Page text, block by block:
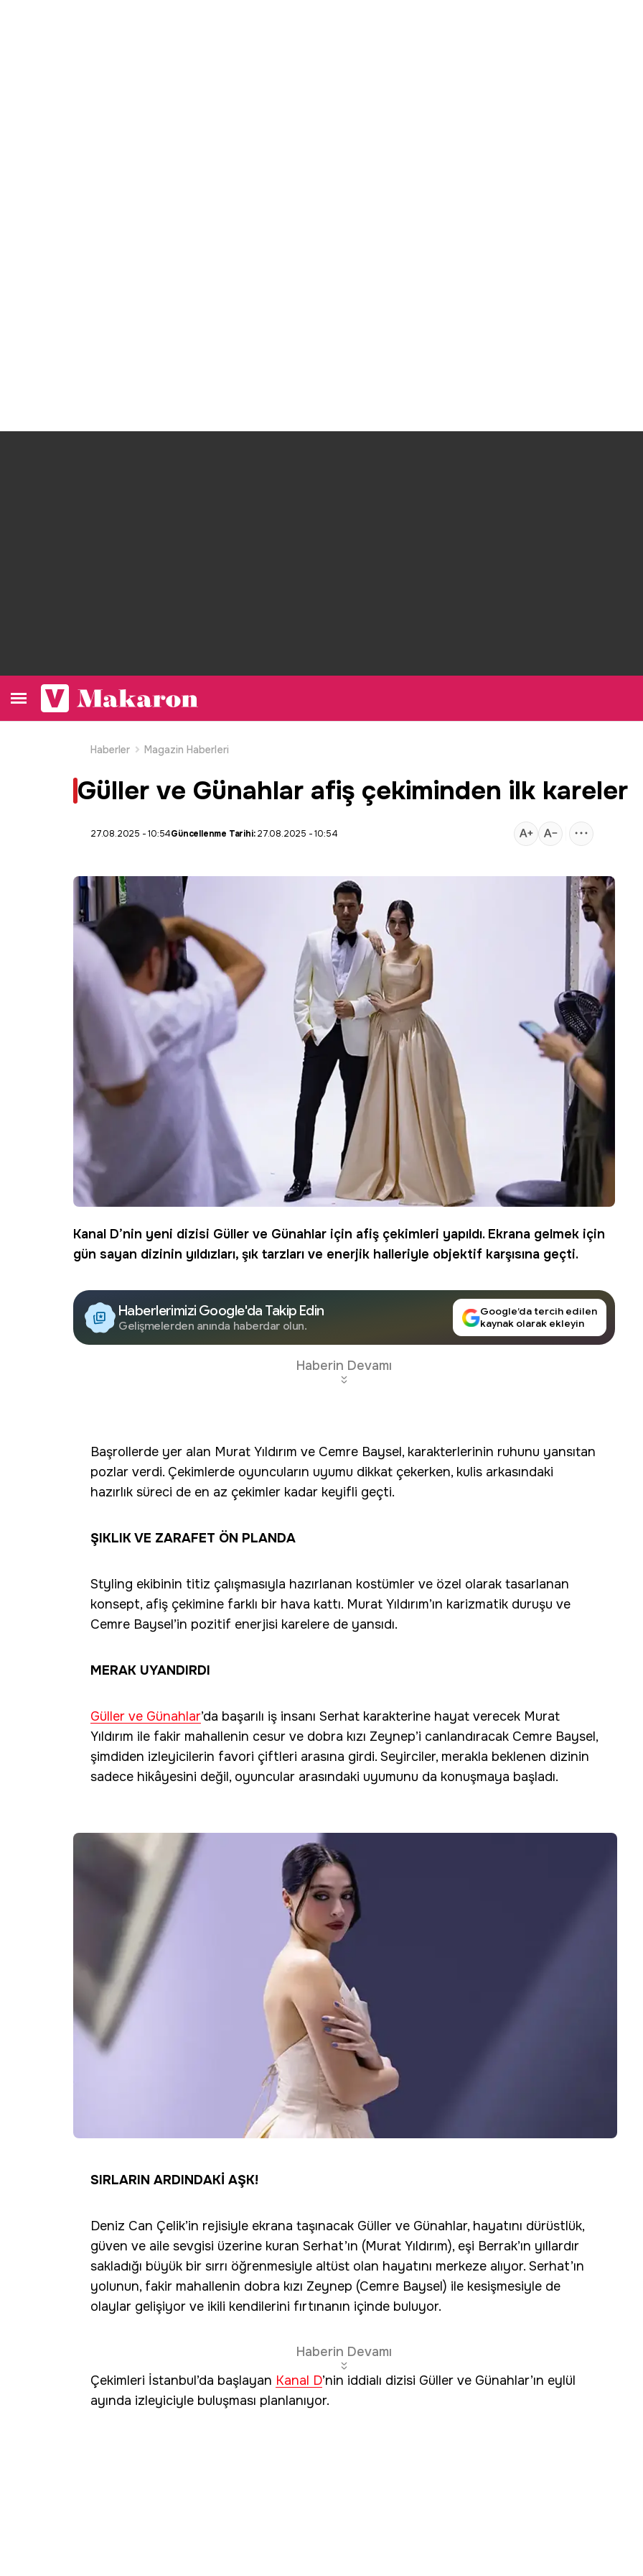
Haberler Magazin Haberleri
Güller ve Günahlar afiş çekiminden ilk kareler
27.08.2025 - 10:54Güncellenme Tarihi:27.08.2025 - 10:54
Kanal D’nin yeni dizisi Güller ve Günahlar için afiş çekimleri yapıldı. Ekrana gelmek için
gün sayan dizinin yıldızları, şık tarzları ve enerjik halleriyle objektif karşısına geçti.
Haberlerimizi Google'da Takip Edin
Gelişmelerden anında haberdar olun.
Google’da tercih edilen
kaynak olarak ekleyin
Haberin Devamı
Başrollerde yer alan Murat Yıldırım ve Cemre Baysel, karakterlerinin ruhunu yansıtan
pozlar verdi. Çekimlerde oyuncuların uyumu dikkat çekerken, kulis arkasındaki
hazırlık süreci de en az çekimler kadar keyifli geçti.
ŞIKLIK VE ZARAFET ÖN PLANDA
Styling ekibinin titiz çalışmasıyla hazırlanan kostümler ve özel olarak tasarlanan
konsept, afiş çekimine farklı bir hava kattı. Murat Yıldırım’ın karizmatik duruşu ve
Cemre Baysel’in pozitif enerjisi karelere de yansıdı.
MERAK UYANDIRDI
Güller ve Günahlar’da başarılı iş insanı Serhat karakterine hayat verecek Murat
Yıldırım ile fakir mahallenin cesur ve dobra kızı Zeynep’i canlandıracak Cemre Baysel,
şimdiden izleyicilerin favori çiftleri arasına girdi. Seyirciler, merakla beklenen dizinin
sadece hikâyesini değil, oyuncular arasındaki uyumunu da konuşmaya başladı.
SIRLARIN ARDINDAKİ AŞK!
Deniz Can Çelik’in rejisiyle ekrana taşınacak Güller ve Günahlar, hayatını dürüstlük,
güven ve aile sevgisi üzerine kuran Serhat’ın (Murat Yıldırım), eşi Berrak’ın yıllardır
sakladığı büyük bir sırrı öğrenmesiyle altüst olan hayatını merkeze alıyor. Serhat’ın
yolunun, fakir mahallenin dobra kızı Zeynep (Cemre Baysel) ile kesişmesiyle de
olaylar gelişiyor ve ikili kendilerini fırtınanın içinde buluyor.
Haberin Devamı
Çekimleri İstanbul’da başlayan Kanal D’nin iddialı dizisi Güller ve Günahlar’ın eylül
ayında izleyiciyle buluşması planlanıyor.